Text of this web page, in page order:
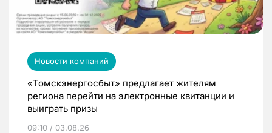
Новости компаний
«Томскэнергосбыт» предлагает жителям
региона перейти на электронные квитанции и
выиграть призы
09:10 / 03.08.26